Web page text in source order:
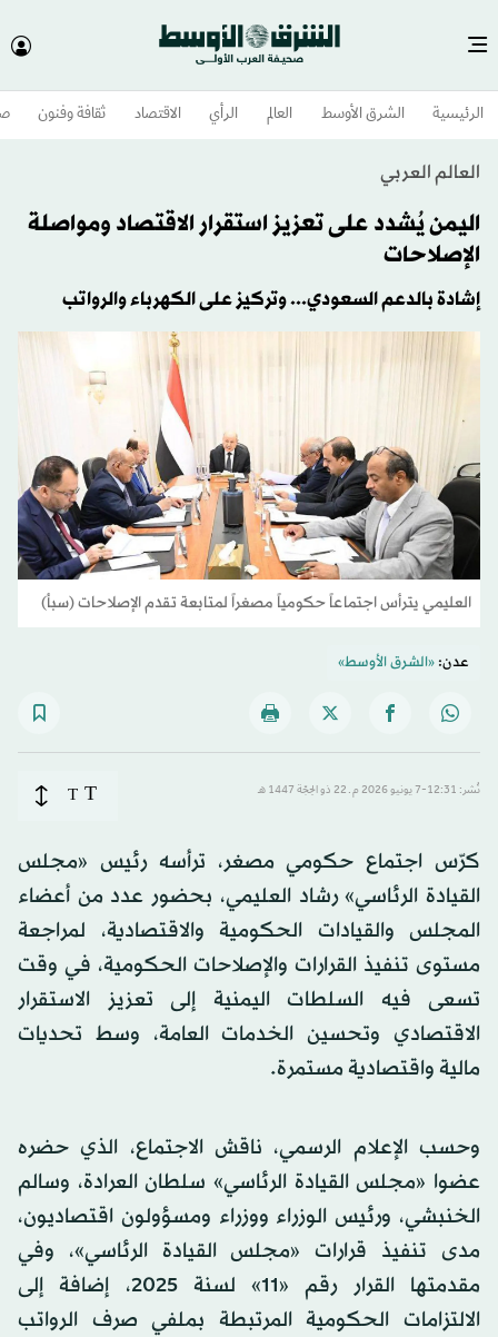
الرئيسية الشرق الأوسط​ العالم الرأي الاقتصاد ثقافة وفنون
العالم العربي
اليمن يُشدد على تعزيز استقرار الاقتصاد ومواصلة
الإصلاحات
إشادة بالدعم السعودي... وتركيز على الكهرباء والرواتب
العليمي يترأس اجتماعاً حكومياً مصغراً لمتابعة تقدم الإصلاحات (سبأ)
عدن:«الشرق الأوسط»
نُشر: 12:31-7 يونيو 2026 م ـ 22 ذو الحِجّة 1447 هـ T
T
كرّس اجتماع حكومي مصغر، ترأسه رئيس «مجلس
القيادة الرئاسي» رشاد العليمي، بحضور عدد من أعضاء
المجلس والقيادات الحكومية والاقتصادية، لمراجعة
مستوى تنفيذ القرارات والإصلاحات الحكومية، في وقت
تسعى فيه السلطات اليمنية إلى تعزيز الاستقرار
الاقتصادي وتحسين الخدمات العامة، وسط تحديات
مالية واقتصادية مستمرة.
وحسب الإعلام الرسمي، ناقش الاجتماع، الذي حضره
عضوا «مجلس القيادة الرئاسي» سلطان العرادة، وسالم
الخنبشي، ورئيس الوزراء ووزراء ومسؤولون اقتصاديون،
مدى تنفيذ قرارات «مجلس القيادة الرئاسي»، وفي
مقدمتها القرار رقم «11» لسنة 2025، إضافة إلى
الالتزامات الحكومية المرتبطة بملفي صرف الرواتب